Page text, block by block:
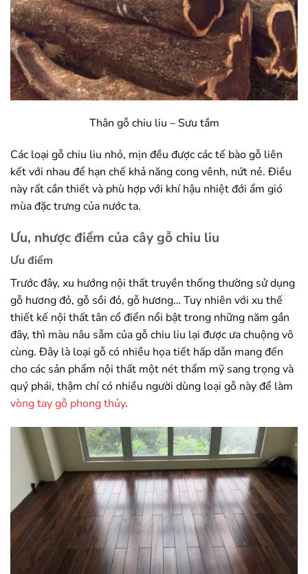
Thân gỗ chiu liu – Sưu tầm
Các loại gỗ chiu liu nhỏ, mịn đều được các tế bào gỗ liên
kết với nhau để hạn chế khả năng cong vênh, nứt nẻ. Điều
này rất cần thiết và phù hợp với khí hậu nhiệt đới ẩm gió
mùa đặc trưng của nước ta.
Ưu, nhược điểm của cây gỗ chiu liu
Ưu điểm
Trước đây, xu hướng nội thất truyền thống thường sử dụng
gỗ hương đỏ, gỗ sồi đỏ, gỗ hương… Tuy nhiên với xu thế
thiết kế nội thất tân cổ điển nổi bật trong những năm gần
đây, thì màu nâu sẫm của gỗ chiu liu lại được ưa chuộng vô
cùng. Đây là loại gỗ có nhiều họa tiết hấp dẫn mang đến
cho các sản phẩm nội thất một nét thẩm mỹ sang trọng và
quý phái, thậm chí có nhiều người dùng loại gỗ này để làm
vòng tay gỗ phong thủy.